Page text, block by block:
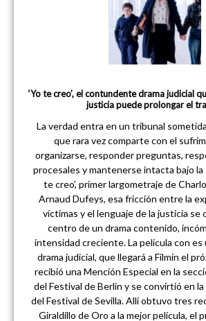
‘Yo te creo’, el contundente drama judicial
justicia puede prolongar el
La verdad entra en un tribunal
que rara vez comparte con el
organizarse, responder preguntas,
procesales y mantenerse intacta bajo la
te creo’, primer largometraje de
Arnaud Dufeys, esa fricción entre la
víctimas y el lenguaje de la justicia se
centro de un drama contenido,
intensidad creciente. La película con
drama judicial, que llegará a Filmin el
recibió una Mención Especial en la
del Festival de Berlín y se convirtió en
del Festival de Sevilla. Allí obtuvo tres
Giraldillo de Oro a la mejor película, el